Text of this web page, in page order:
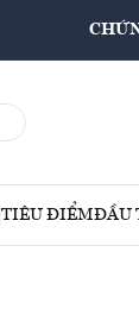
TIÊU ĐIỂMĐẦU